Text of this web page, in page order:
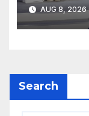
AUG 8, 2026
Search